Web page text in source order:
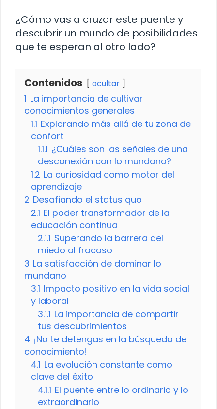
¿Cómo vas a cruzar este puente y
descubrir un mundo de posibilidades
que te esperan al otro lado?
Contenidos ocultar
1 La importancia de cultivar
conocimientos generales
1.1 Explorando más allá de tu zona de
confort
1.1.1 ¿Cuáles son las señales de una
desconexión con lo mundano?
1.2 La curiosidad como motor del
aprendizaje
2 Desafiando el status quo
2.1 El poder transformador de la
educación continua
2.1.1 Superando la barrera del
miedo al fracaso
3 La satisfacción de dominar lo
mundano
3.1 Impacto positivo en la vida social
y laboral
3.1.1 La importancia de compartir
tus descubrimientos
4 ¡No te detengas en la búsqueda de
conocimiento!
4.1 La evolución constante como
clave del éxito
4.1.1 El puente entre lo ordinario y lo
extraordinario